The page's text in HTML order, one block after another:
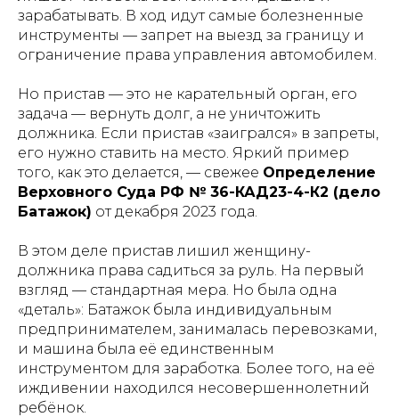
зарабатывать. В ход идут самые болезненные
инструменты — запрет на выезд за границу и
ограничение права управления автомобилем.
Но пристав — это не карательный орган, его
задача — вернуть долг, а не уничтожить
должника. Если пристав «заигрался» в запреты,
его нужно ставить на место. Яркий пример
того, как это делается, — свежее Определение
Верховного Суда РФ № 36-КАД23-4-К2 (дело
Батажок) от декабря 2023 года.
В этом деле пристав лишил женщину-
должника права садиться за руль. На первый
взгляд — стандартная мера. Но была одна
«деталь»: Батажок была индивидуальным
предпринимателем, занималась перевозками,
и машина была её единственным
инструментом для заработка. Более того, на её
иждивении находился несовершеннолетний
ребёнок.